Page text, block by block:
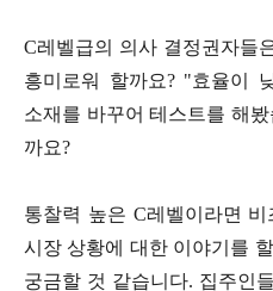
C레벨급의 의사 결정권자들
흥미로워 할까요? "효율이
소재를 바꾸어 테스트를 해
까요?
통찰력 높은 C레벨이라면
시장 상황에 대한 이야기를
궁금할 것 같습니다. 집주인